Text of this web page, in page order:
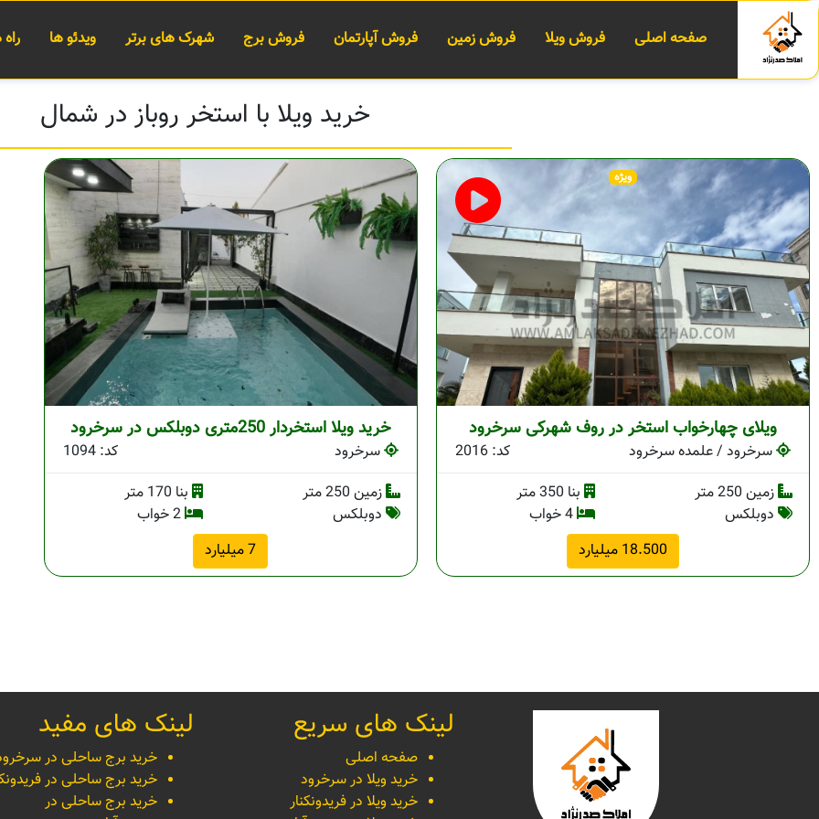
صفحه اصلی فروش ویلا فروش زمین فروش آپارتمان فروش برج شهرک های برتر ویدئو ها
خرید ویلا با استخر روباز در شمال
ویژه
ویلای چهارخواب استخر در روف شهرکی سرخرود
سرخرود / علمده سرخرود
کد: 2016
زمین 250 متر
بنا 350 متر
دوبلکس
4 خواب
18.500 میلیارد
خرید ویلا استخردار 250متری دوبلکس در سرخرود
سرخرود
کد: 1094
زمین 250 متر
بنا 170 متر
دوبلکس
2 خواب
7 میلیارد
لینک های سریع
صفحه اصلی
خرید ویلا در سرخرود
خرید ویلا در فریدونکنار
لینک های مفید
خرید برج ساحلی در
خرید برج ساحلی در
خرید برج ساحلی در